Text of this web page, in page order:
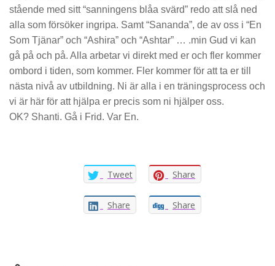
stående med sitt “sanningens blåa svärd” redo att slå ned
alla som försöker ingripa. Samt “Sananda”, de av oss i “En
Som Tjänar” och “Ashira” och “Ashtar” … .min Gud vi kan
gå på och på. Alla arbetar vi direkt med er och fler kommer
ombord i tiden, som kommer. Fler kommer för att ta er till
nästa nivå av utbildning. Ni är alla i en träningsprocess och
vi är här för att hjälpa er precis som ni hjälper oss.
OK? Shanti. Gå i Frid. Var En.
Tweet Share
Share Share